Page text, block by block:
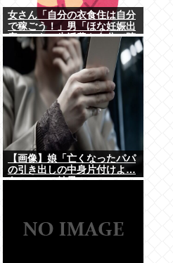
女さん「自分の衣食住は自分
で稼ごう！」男「ほな妊娠出
産のときの生活費も自分で貯
めてな」女さん「──世界か
ら色が消えた」
【画像】娘「亡くなったパパ
の引き出しの中身片付けよ…
あっ、」⇒結果！